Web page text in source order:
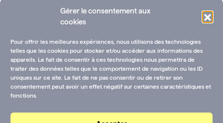
Gérer le consentement aux
cookies
Pour offrir les meilleures expériences, nous utilisons des technologies
telles que les cookies pour stocker et/ou accéder aux informations des
appareils. Le fait de consentir à ces technologies nous permettra de
traiter des données telles que le comportement de navigation ou les ID
uniques sur ce site. Le fait de ne pas consentir ou de retirer son
consentement peut avoir un effet négatif sur certaines caractéristiques et
fonctions.
Ressources documentairesAnnuaire des fondations
Contactez-nous :